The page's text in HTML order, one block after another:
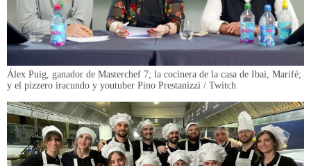
Álex Puig, ganador de Masterchef 7; la cocinera de la casa de Ibai, Marifé;
y el pizzero iracundo y youtuber Pino Prestanizzi / Twitch